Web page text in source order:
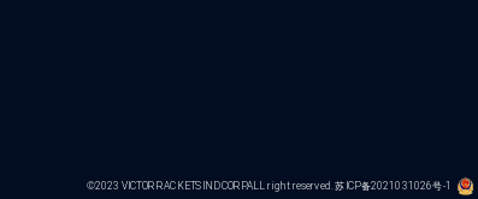
©2023 VICTOR RACKETS IND CORP.ALL right reserved.苏ICP备2021031026号-1